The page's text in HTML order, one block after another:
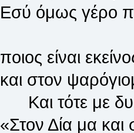
Εσύ όμως γέρο
ποιος είναι
και στον
Και τότε με
«Στον Δία μα και